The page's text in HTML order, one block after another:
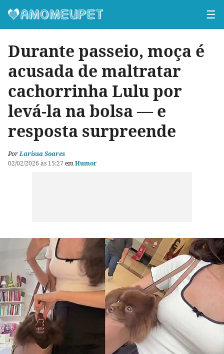
☰
Durante passeio, moça é
acusada de maltratar
cachorrinha Lulu por
levá-la na bolsa — e
resposta surpreende
PorLarissa Soares
02/02/2026 às 15:27 emHumor